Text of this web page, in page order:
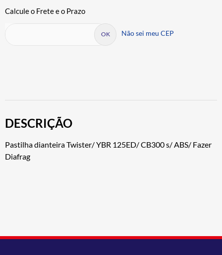
Não sei meu CEP
DESCRIÇÃO
Pastilha dianteira Twister/ YBR 125ED/ CB300 s/ ABS/ Fazer
Diafrag